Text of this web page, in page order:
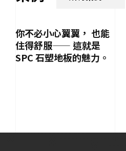
你不必小心翼翼， 也能
住得舒服—— 這就是
SPC 石塑地板的魅力。